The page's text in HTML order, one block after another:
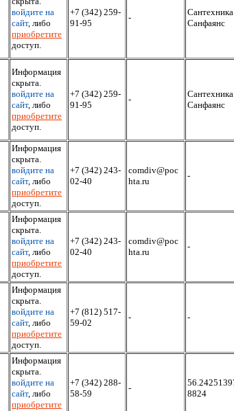
войдите на
сайт, либо
приобретите
доступ.
+7 (342) 259-
91-95
-
Санфаянс
Информация
скрыта.
войдите на
сайт, либо
приобретите
доступ.
+7 (342) 259-
91-95
-
Санфаянс
Информация
скрыта.
войдите на
сайт, либо
приобретите
доступ.
+7 (342) 243-
02-40
comdiv@poc
hta.ru
-
Информация
скрыта.
войдите на
сайт, либо
приобретите
доступ.
+7 (342) 243-
02-40
comdiv@poc
hta.ru
-
Информация
скрыта.
войдите на
сайт, либо
приобретите
доступ.
+7 (812) 517-
59-02
- -
Информация
скрыта.
войдите на
сайт, либо
приобретите
+7 (342) 288-
58-59
-
8824